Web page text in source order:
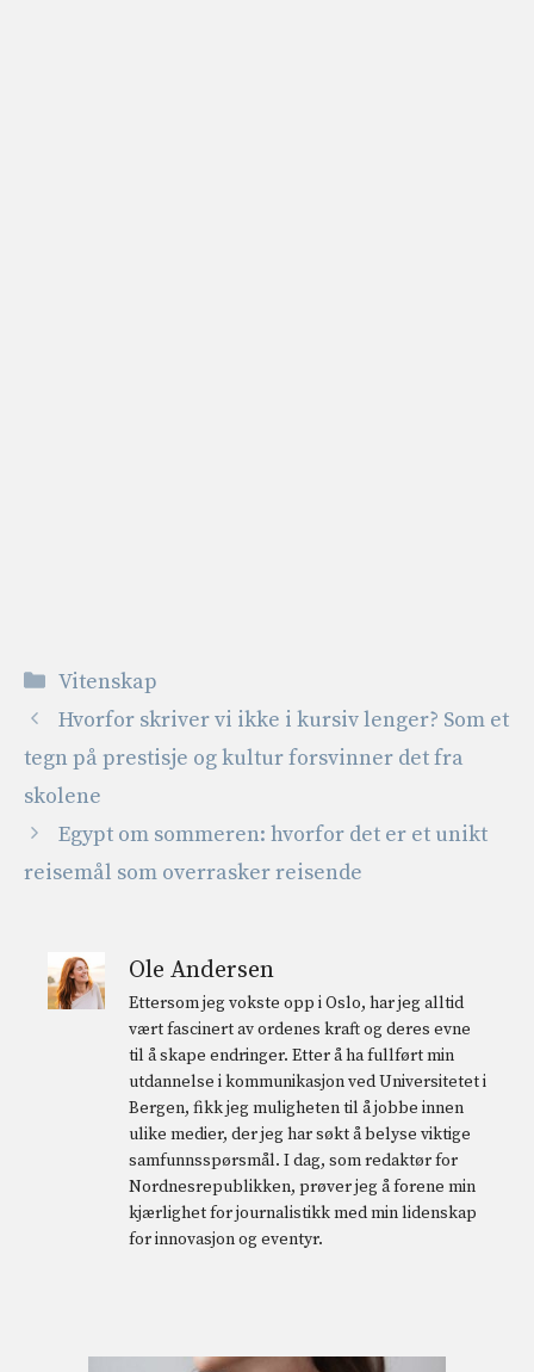
Kategorier
Vitenskap
Hvorfor skriver vi ikke i kursiv lenger? Som et
tegn på prestisje og kultur forsvinner det fra
skolene
Egypt om sommeren: hvorfor det er et unikt
reisemål som overrasker reisende
Ole Andersen
Ettersom jeg vokste opp i Oslo, har jeg alltid
vært fascinert av ordenes kraft og deres evne
til å skape endringer. Etter å ha fullført min
utdannelse i kommunikasjon ved Universitetet i
Bergen, fikk jeg muligheten til å jobbe innen
ulike medier, der jeg har søkt å belyse viktige
samfunnsspørsmål. I dag, som redaktør for
Nordnesrepublikken, prøver jeg å forene min
kjærlighet for journalistikk med min lidenskap
for innovasjon og eventyr.